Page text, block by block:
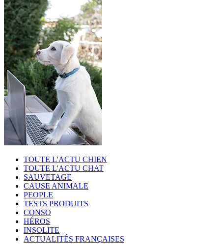
TOUTE L'ACTU CHIEN
TOUTE L'ACTU CHAT
SAUVETAGE
CAUSE ANIMALE
PEOPLE
TESTS PRODUITS
CONSO
HÉROS
INSOLITE
ACTUALITÉS FRANÇAISES